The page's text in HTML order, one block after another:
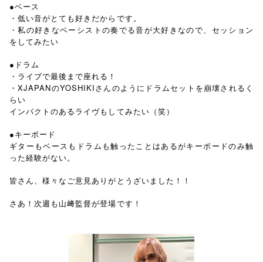
●ベース
・低い音がとても好きだからです。
・私の好きなベーシストの奏でる音が大好きなので、セッション
をしてみたい
●ドラム
・ライブで最後まで座れる！
・XJAPANのYOSHIKIさんのようにドラムセットを崩壊されるく
らい
インパクトのあるライヴもしてみたい（笑）
●キーボード
ギターもベースもドラムも触ったことはあるがキーボードのみ触
った経験がない。
皆さん、様々なご意見ありがとうざいました！！
さあ！次週も山﨑監督が登場です！